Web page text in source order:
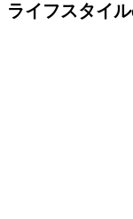
ライフスタイ